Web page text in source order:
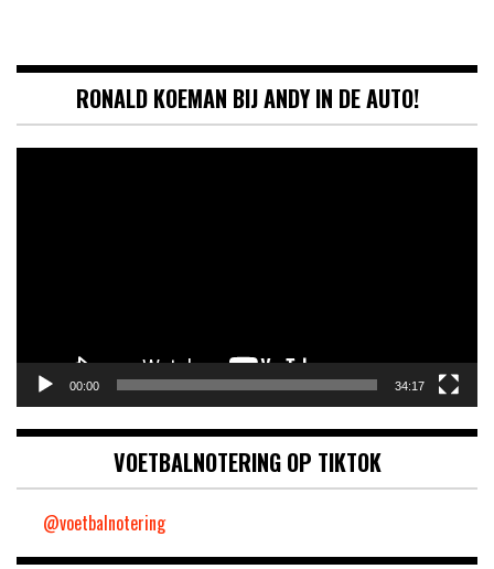
RONALD KOEMAN BIJ ANDY IN DE AUTO!
00:00 34:17
VOETBALNOTERING OP TIKTOK
@voetbalnotering